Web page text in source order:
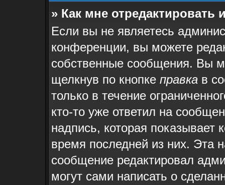
» Как мне отредактировать
Если вы не являетесь
конференции, вы можете
собственные сообщения. Вы
щелкнув по кнопке правка в
только в течение
кто-то уже ответил на
надпись, которая показывает
время последней из них. Эта
сообщение редактировал
могут сами написать о